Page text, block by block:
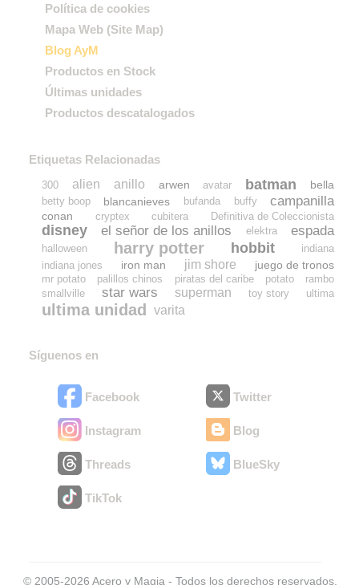
Política de cookies
Mapa Web (Site Map)
Blog AyM
Productos en Stock
Últimas unidades
Productos descatalogados
Etiquetas Relacionadas
300 alien anillo arwen avatar batman bella
betty boop blancanieves bufanda buffy campanilla
conan cryptex cubitera Definitiva de Coleccionista
disney el señor de los anillos elektra espada
halloween harry potter hobbit
indiana
indiana jones
iron man jim shore juego de tronos
mr potato palillos chinos piratas del caribe potato
rambo
smallville
star wars superman toy story ultima
ultima unidad varita
Síguenos en
Facebook Twitter
Instagram Blog
Threads BlueSky
TikTok
© 2005-2026 Acero y Magia - Todos los derechos reservados.